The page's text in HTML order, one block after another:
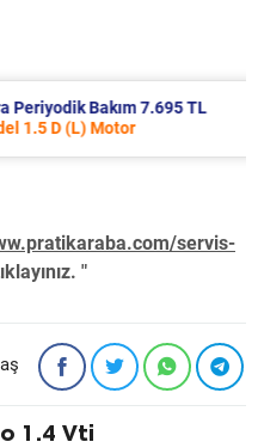
Bakım 7.695 TL
Motor
servis-
"
1.4 Vti